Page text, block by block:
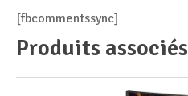
[fbcommentssync]
Produits associés